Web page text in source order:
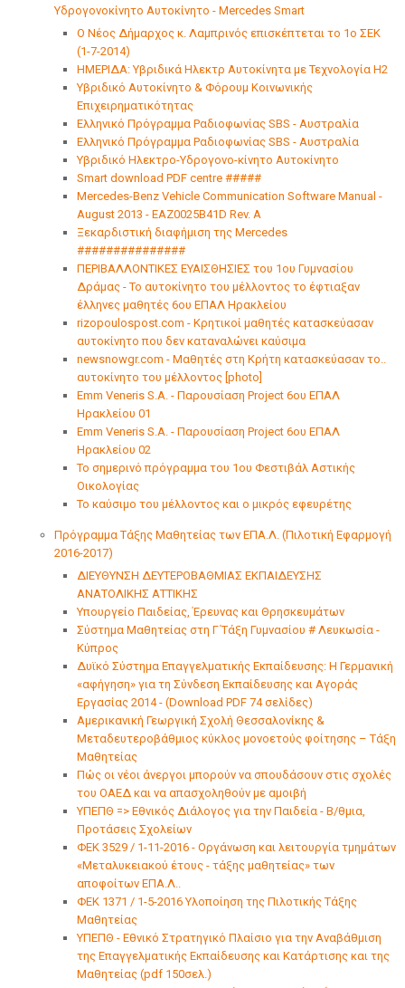
Υδρογονοκίνητο Αυτοκίνητο - Mercedes Smart
Ο Νέος Δήμαρχος κ. Λαμπρινός επισκέπτεται το 1ο ΣΕΚ
(1-7-2014)
ΗΜΕΡΙΔΑ: Υβριδικά Ηλεκτρ Αυτοκίνητα με Τεχνολογία Η2
Υβριδικό Αυτοκίνητο & Φόρουμ Κοινωνικής
Επιχειρηματικότητας
Ελληνικό Πρόγραμμα Ραδιοφωνίας SBS - Αυστραλία
Ελληνικό Πρόγραμμα Ραδιοφωνίας SBS - Αυστραλία
Υβριδικό Ηλεκτρο-Υδρογονο-κίνητο Αυτοκίνητο
Smart download PDF centre #####
Mercedes-Benz Vehicle Communication Software Manual -
August 2013 - EAZ0025B41D Rev. A
Ξεκαρδιστική διαφήμιση της Mercedes
###############
ΠΕΡΙΒΑΛΛΟΝΤΙΚΕΣ ΕΥΑΙΣΘΗΣΙΕΣ του 1ου Γυμνασίου
Δράμας - Το αυτοκίνητο του μέλλοντος το έφτιαξαν
έλληνες μαθητές 6ου ΕΠΑΛ Ηρακλείου
rizopoulospost.com - Κρητικοί μαθητές κατασκεύασαν
αυτοκίνητο που δεν καταναλώνει καύσιμα
newsnowgr.com - Μαθητές στη Κρήτη κατασκεύασαν το..
αυτοκίνητο του μέλλοντος [photo]
Emm Veneris S.A. - Παρουσίαση Project 6ου ΕΠΑΛ
Ηρακλείου 01
Emm Veneris S.A. - Παρουσίαση Project 6ου ΕΠΑΛ
Ηρακλείου 02
Το σημερινό πρόγραμμα του 1ου Φεστιβάλ Αστικής
Οικολογίας
Το καύσιμο του μέλλοντος και ο μικρός εφευρέτης
Πρόγραμμα Τάξης Μαθητείας των ΕΠΑ.Λ. (Πιλοτική Εφαρμογή
2016-2017)
ΔΙΕΥΘΥΝΣΗ ΔΕΥΤΕΡΟΒΑΘΜΙΑΣ ΕΚΠΑΙΔΕΥΣΗΣ
ΑΝΑΤΟΛΙΚΗΣ ΑΤΤΙΚΗΣ
Υπουργείο Παιδείας, Έρευνας και Θρησκευμάτων
Σύστημα Μαθητείας στη Γ΄Τάξη Γυμνασίου # Λευκωσία -
Κύπρος
Δυϊκό Σύστημα Επαγγελματικής Εκπαίδευσης: Η Γερμανική
«αφήγηση» για τη Σύνδεση Εκπαίδευσης και Αγοράς
Εργασίας 2014 - (Download PDF 74 σελίδες)
Αμερικανική Γεωργική Σχολή Θεσσαλονίκης &
Μεταδευτεροβάθμιος κύκλος μονοετούς φοίτησης – Τάξη
Μαθητείας
Πώς οι νέοι άνεργοι μπορούν να σπουδάσουν στις σχολές
του ΟΑΕΔ και να απασχοληθούν με αμοιβή
ΥΠΕΠΘ => Εθνικός Διάλογος για την Παιδεία - Β/θμια,
Προτάσεις Σχολείων
ΦΕΚ 3529 / 1-11-2016 - Οργάνωση και λειτουργία τμημάτων
«Μεταλυκειακού έτους - τάξης μαθητείας» των
αποφοίτων ΕΠΑ.Λ..
ΦΕΚ 1371 / 1-5-2016 Υλοποίηση της Πιλοτικής Τάξης
Μαθητείας
ΥΠΕΠΘ - Εθνικό Στρατηγικό Πλαίσιο για την Αναβάθμιση
της Επαγγελματικής Εκπαίδευσης και Κατάρτισης και της
Μαθητείας (pdf 150σελ.)